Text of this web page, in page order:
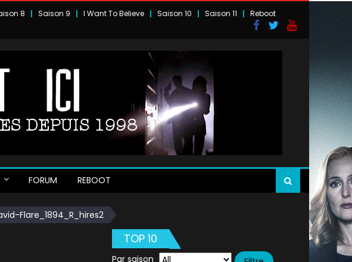
8 Saison 9 I Want To Believe Saison 10 Saison 11 Reboot
FORUM REBOOT
Flare_1894_R_hires2
TOP 10
Par saison